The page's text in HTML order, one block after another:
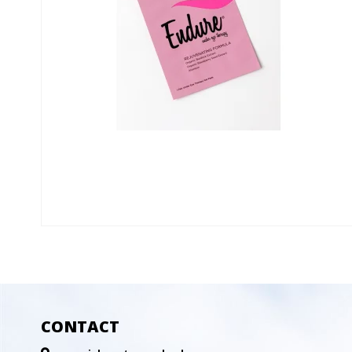
CONTACT